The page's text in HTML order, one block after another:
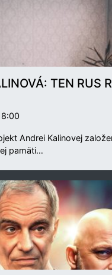
TEN RUS
Andrei Kalinovej
pamäti…